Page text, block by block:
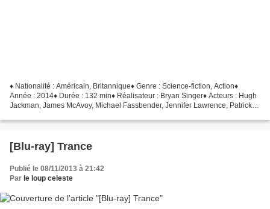
♦ Nationalité : Américain, Britannique♦ Genre : Science-fiction, Action♦
Année : 2014♦ Durée : 132 min♦ Réalisateur : Bryan Singer♦ Acteurs : Hugh
Jackman, James McAvoy, Michael Fassbender, Jennifer Lawrence, Patrick
[Blu-ray] Trance
Publié le 08/11/2013 à 21:42
Par le loup celeste